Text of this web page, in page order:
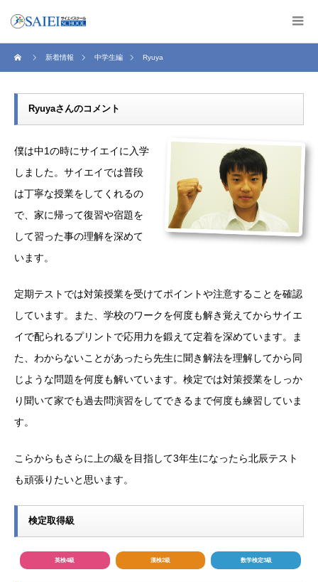
新着情報 中学生編 Ryuya
Ryuyaさんのコメント
僕は中1の時にサイエイに入学
しました。サイエイでは普段
は丁寧な授業をしてくれるの
で、家に帰って復習や宿題を
して習った事の理解を深めて
います。
定期テストでは対策授業を受けてポイントや注意することを確認
しています。また、学校のワークを何度も解き覚えてからサイエ
イで配られるプリントで応用力を鍛えて定着を深めています。ま
た、わからないことがあったら先生に聞き解法を理解してから同
じような問題を何度も解いています。検定では対策授業をしっか
り聞いて家でも過去問演習をしてできるまで何度も練習していま
す。
こらからもさらに上の級を目指して3年生になったら北辰テスト
も頑張りたいと思います。
検定取得級
英検4級 漢検2級 数学検定3級